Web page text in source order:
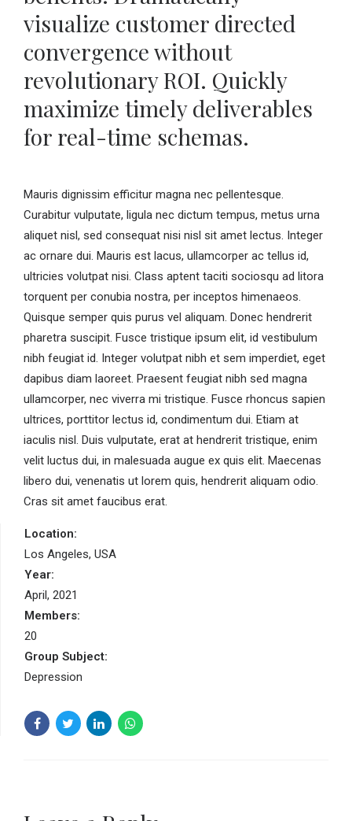
visualize customer directed
convergence without
revolutionary ROI. Quickly
maximize timely deliverables
for real-time schemas.
Mauris dignissim efficitur magna nec pellentesque.
Curabitur vulputate, ligula nec dictum tempus, metus urna
aliquet nisl, sed consequat nisi nisl sit amet lectus. Integer
ac ornare dui. Mauris est lacus, ullamcorper ac tellus id,
ultricies volutpat nisi. Class aptent taciti sociosqu ad litora
torquent per conubia nostra, per inceptos himenaeos.
Quisque semper quis purus vel aliquam. Donec hendrerit
pharetra suscipit. Fusce tristique ipsum elit, id vestibulum
nibh feugiat id. Integer volutpat nibh et sem imperdiet, eget
dapibus diam laoreet. Praesent feugiat nibh sed magna
ullamcorper, nec viverra mi tristique. Fusce rhoncus sapien
ultrices, porttitor lectus id, condimentum dui. Etiam at
iaculis nisl. Duis vulputate, erat at hendrerit tristique, enim
velit luctus dui, in malesuada augue ex quis elit. Maecenas
libero dui, venenatis ut lorem quis, hendrerit aliquam odio.
Cras sit amet faucibus erat.
Location:
Los Angeles, USA
Year:
April, 2021
Members:
20
Group Subject:
Depression